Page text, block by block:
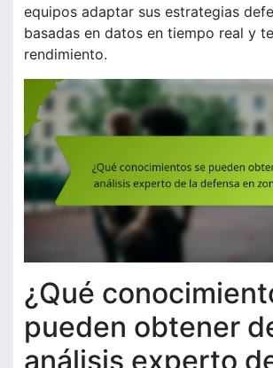
equipos adaptar sus estrategias
basadas en datos en tiempo real y
rendimiento.
¿Qué
pueden obtener
análisis experto